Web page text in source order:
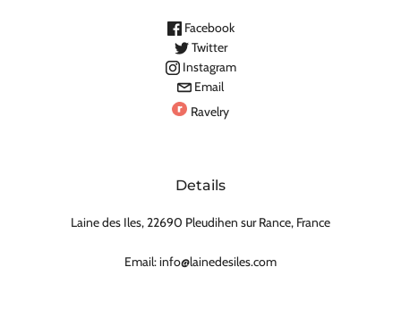
Facebook
Twitter
Instagram
Email
Ravelry
Details
Laine des Iles, 22690 Pleudihen sur Rance, France
Email: info@lainedesiles.com